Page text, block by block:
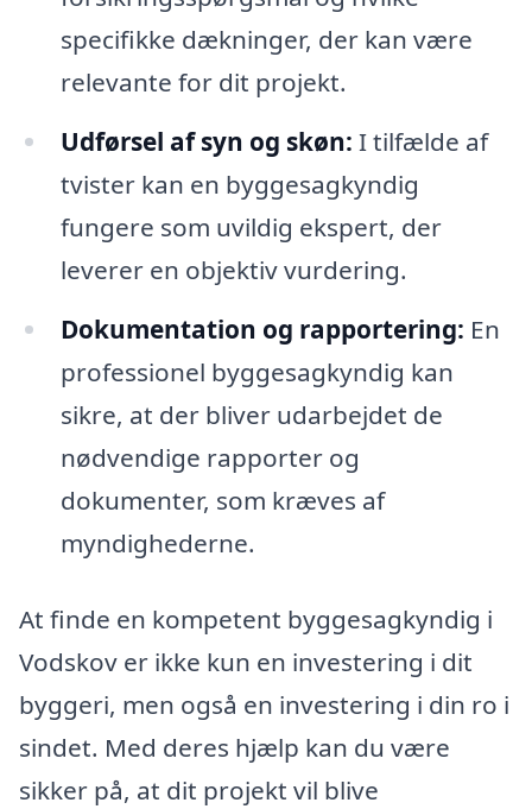
specifikke dækninger, der kan være
relevante for dit projekt.
Udførsel af syn og skøn: I tilfælde af
tvister kan en byggesagkyndig
fungere som uvildig ekspert, der
leverer en objektiv vurdering.
Dokumentation og rapportering: En
professionel byggesagkyndig kan
sikre, at der bliver udarbejdet de
nødvendige rapporter og
dokumenter, som kræves af
myndighederne.
At finde en kompetent byggesagkyndig i
Vodskov er ikke kun en investering i dit
byggeri, men også en investering i din ro i
sindet. Med deres hjælp kan du være
sikker på, at dit projekt vil blive